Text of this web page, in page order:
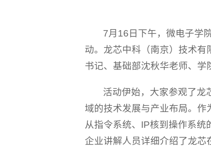
7月16日下午，微电子学
动。龙芯中科（南京）技术
书记、基础部沈秋华老师、学
活动伊始，大家参观了龙
域的技术发展与产业布局。作
从指令系统、IP核到操作系统
企业讲解人员详细介绍了龙芯